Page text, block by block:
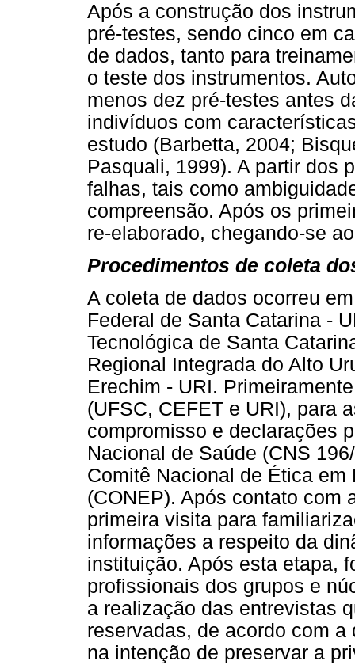
Após a construção dos
pré-testes, sendo cinco em
de dados, tanto para
o teste dos instrumentos.
menos dez pré-testes antes
indivíduos com
estudo (Barbetta, 2004;
Pasquali, 1999). A partir dos
falhas, tais como
compreensão. Após os
re-elaborado, chegando-se
Procedimentos de coleta
A coleta de dados ocorreu
Federal de Santa Catarina -
Tecnológica de Santa
Regional Integrada do Alto
Erechim - URI.
(UFSC, CEFET e URI), para
compromisso e declarações
Nacional de Saúde (CNS
Comitê Nacional de Ética
(CONEP). Após contato com
primeira visita para
informações a respeito da
instituição. Após esta etapa,
profissionais dos grupos e
a realização das entrevistas
reservadas, de acordo com
na intenção de preservar a